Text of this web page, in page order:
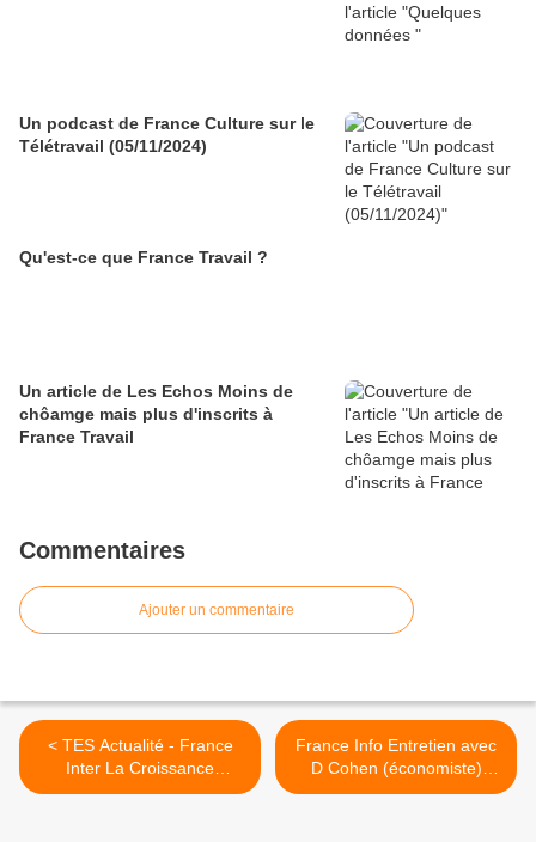
Un podcast de France Culture sur le
Télétravail (05/11/2024)
Qu'est-ce que France Travail ?
Un article de Les Echos Moins de
chôamge mais plus d'inscrits à
France Travail
Commentaires
Ajouter un commentaire
< TES Actualité - France
Inter La Croissance
économique France 2018.
France Info Entretien avec
D Cohen (économiste)
Quelle place pour le